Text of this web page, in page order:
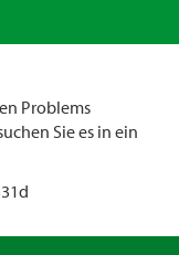
Problems
Sie es in ein